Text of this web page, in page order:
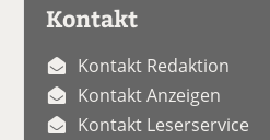
Kontakt
Kontakt Redaktion
Kontakt Anzeigen
Kontakt Leserservice